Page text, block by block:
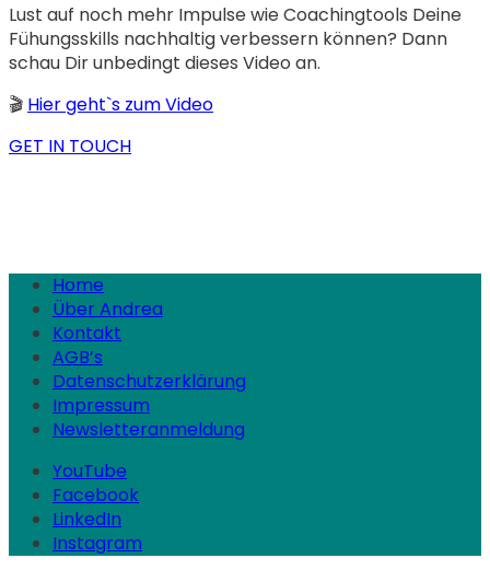
Lust auf noch mehr Impulse wie Coachingtools Deine
Fühungsskills nachhaltig verbessern können? Dann
schau Dir unbedingt dieses Video an.
🎬 Hier geht`s zum Video
GET IN TOUCH
Home
Über Andrea
Kontakt
AGB’s
Datenschutz­erklärung
Impressum
Newsletteranmeldung
YouTube
Facebook
LinkedIn
Instagram